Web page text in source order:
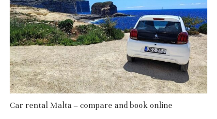
Car rental Malta – compare and book online